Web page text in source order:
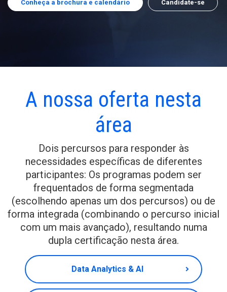
Conheça a brochura e calendário Candidate-se
A nossa oferta nesta
área
Dois percursos para responder às
necessidades específicas de diferentes
participantes: Os programas podem ser
frequentados de forma segmentada
(escolhendo apenas um dos percursos) ou de
forma integrada (combinando o percurso inicial
com um mais avançado), resultando numa
dupla certificação nesta área.
Data Analytics & AI